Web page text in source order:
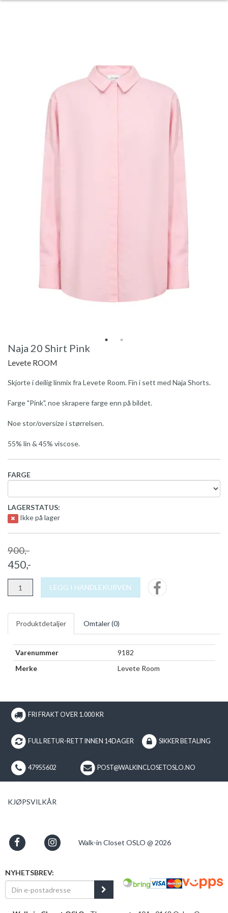
Naja 20 Shirt Pink
Levete ROOM
Skjorte i deilig linmix fra Levete Room. Fin i sett med Naja Shorts.
Farge "Pink", noe skrapere farge enn på bildet.
Noe stor/oversize i størrelsen.
55% lin & 45% viscose.
FARGE
LAGERSTATUS:
Ikke på lager
900,-
450,-
LEGG I HANDLEKURVEN
Produktdetaljer Omtaler (0)
Varenummer
9182
Merke
Levete Room
FRI FRAKT OVER 1.000 KR
FULL RETUR-RETT INNEN 14DAGER SIKKER BETALING
47955602 POST@WALKINCLOSETOSLO.NO
KJØPSVILKÅR
Walk-in Closet OSLO @ 2026
NYHETSBREV: